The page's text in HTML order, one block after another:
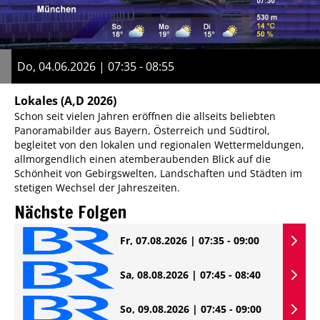
Do, 04.06.2026 | 07:35 - 08:55
Lokales(A,D 2026)
Schon seit vielen Jahren eröffnen die allseits beliebten
Panoramabilder aus Bayern, Österreich und Südtirol,
begleitet von den lokalen und regionalen Wettermeldungen,
allmorgendlich einen atemberaubenden Blick auf die
Schönheit von Gebirgswelten, Landschaften und Städten im
stetigen Wechsel der Jahreszeiten.
Nächste Folgen
Fr, 07.08.2026 | 07:35 - 09:00
Sa, 08.08.2026 | 07:45 - 08:40
So, 09.08.2026 | 07:45 - 09:00